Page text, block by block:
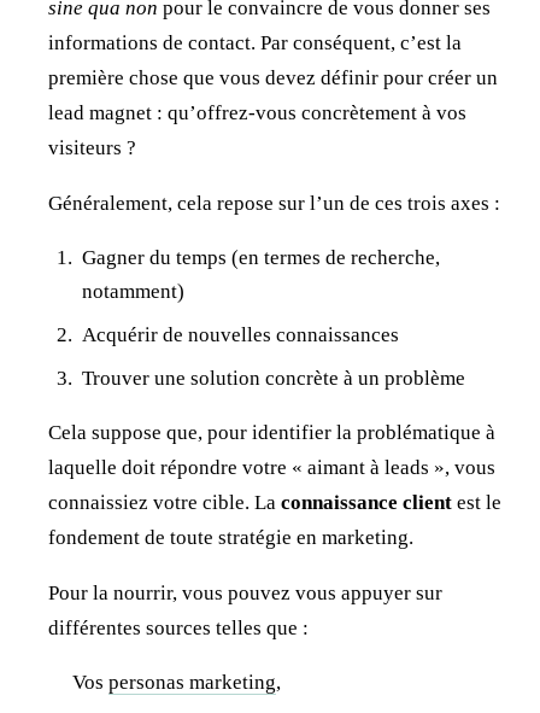
sine qua non pour le convaincre de vous donner ses
informations de contact. Par conséquent, c’est la
première chose que vous devez définir pour créer un
lead magnet : qu’offrez-vous concrètement à vos
visiteurs ?
Généralement, cela repose sur l’un de ces trois axes :
Gagner du temps (en termes de recherche,
notamment)
Acquérir de nouvelles connaissances
Trouver une solution concrète à un problème
Cela suppose que, pour identifier la problématique à
laquelle doit répondre votre « aimant à leads », vous
connaissiez votre cible. La connaissance client est le
fondement de toute stratégie en marketing.
Pour la nourrir, vous pouvez vous appuyer sur
différentes sources telles que :
Vos personas marketing,